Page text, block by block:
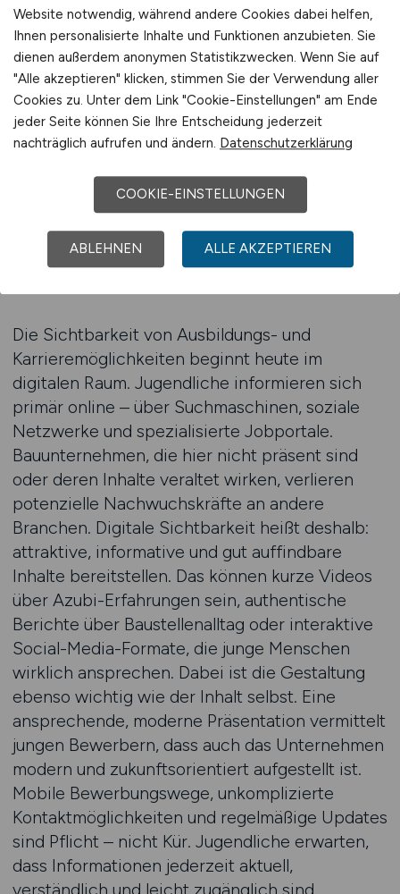
eine Karriere im Bau gewinnen möchte, muss
ihnen zeigen, was die Branche tatsächlich
bietet. Jugendliche wollen keine abstrakten
Werbebotschaften, sondern echte Einblicke in
den Berufsalltag. Wie sieht der Tag eines
Dachdeckers aus? Was macht ein Maurer auf
Herausforderungen erwarten einen
angehenden Bauzeichner oder Polier? Nur wer
diese Fragen offen und anschaulich
beantwortet, erzeugt Aufmerksamkeit und
Die Sichtbarkeit von Ausbildungs- und
Karrieremöglichkeiten beginnt heute im
digitalen Raum. Jugendliche informieren sich
primär online – über Suchmaschinen, soziale
Netzwerke und spezialisierte Jobportale.
Bauunternehmen, die hier nicht präsent sind
oder deren Inhalte veraltet wirken, verlieren
potenzielle Nachwuchskräfte an andere
Branchen. Digitale Sichtbarkeit heißt deshalb:
attraktive, informative und gut auffindbare
Inhalte bereitstellen. Das können kurze Videos
über Azubi-Erfahrungen sein, authentische
Berichte über Baustellenalltag oder interaktive
Social-Media-Formate, die junge Menschen
wirklich ansprechen. Dabei ist die Gestaltung
ebenso wichtig wie der Inhalt selbst. Eine
ansprechende, moderne Präsentation vermittelt
jungen Bewerbern, dass auch das Unternehmen
modern und zukunftsorientiert aufgestellt ist.
Mobile Bewerbungswege, unkomplizierte
Kontaktmöglichkeiten und regelmäßige Updates
sind Pflicht – nicht Kür. Jugendliche erwarten,
dass Informationen jederzeit aktuell,
verständlich und leicht zugänglich sind.
Website notwendig, während andere Cookies dabei helfen,
Ihnen personalisierte Inhalte und Funktionen anzubieten. Sie
dienen außerdem anonymen Statistikzwecken. Wenn Sie auf
"Alle akzeptieren" klicken, stimmen Sie der Verwendung aller
Cookies zu. Unter dem Link "Cookie-Einstellungen" am Ende
jeder Seite können Sie Ihre Entscheidung jederzeit
nachträglich aufrufen und ändern. Datenschutzerklärung
COOKIE-EINSTELLUNGEN
ABLEHNEN ALLE AKZEPTIEREN